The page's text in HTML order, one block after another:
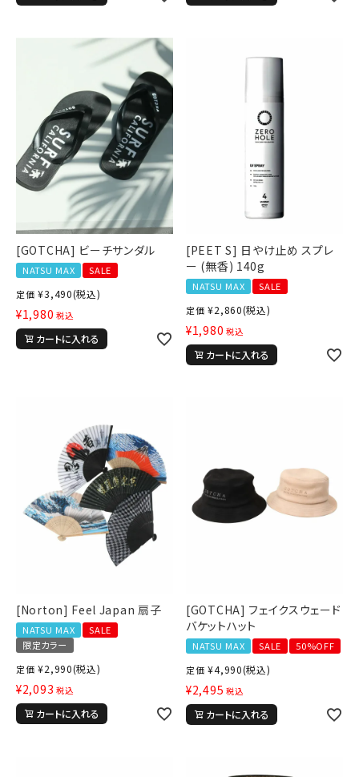
[GOTCHA] ビーチサンダル
NATSU MAX
SALE
定価 ¥3,490(税込)
¥1,980 税込
カートに入れる
[PEET S] 日やけ止め スプレ
ー (無香) 140g
NATSU MAX
SALE
定価 ¥2,860(税込)
¥1,980 税込
カートに入れる
[Norton] Feel Japan 扇子
NATSU MAX
SALE
限定カラー
定価 ¥2,990(税込)
¥2,093 税込
カートに入れる
[GOTCHA] フェイクスウェード
バケットハット
NATSU MAX SALE
50%OFF
定価 ¥4,990(税込)
¥2,495 税込
カートに入れる